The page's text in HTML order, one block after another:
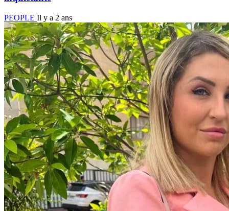
PEOPLE Il y a 2 ans